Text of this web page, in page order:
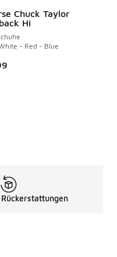
69,99 auf € 45,00
Chuck Taylor
Hi
- Red - Blue